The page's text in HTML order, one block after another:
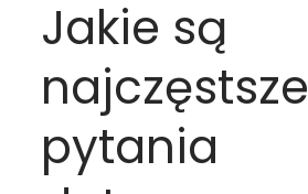
Jakie są
najczęstsze
pytania